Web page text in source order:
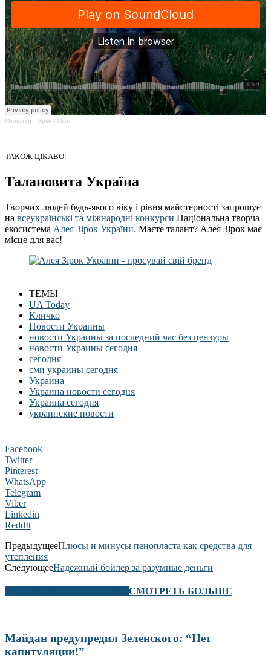
Miroichan · Мрію - Miroi
ТАКОЖ ЦІКАВО:
Талановита Україна
Творчих людей будь-якого віку і рівня майстерності запрошує
на всеукраїнські та міжнародні конкурси Національна творча
екосистема Алея Зірок України. Маєте талант? Алея Зірок має
місце для вас!
ТЕМЫ
UA Today
Кличко
Новости Украины
новости Украины за последний час без цензуры
новости Украины сегодня
сегодня
сми украины сегодня
Украина
Украина новости сегодня
Украина сегодня
украинские новости
Facebook
Twitter
Pinterest
WhatsApp
Telegram
Viber
Linkedin
ReddIt
ПредыдущееПлюсы и минусы пенопласта как средства для
утепления
СледующееНадежный бойлер за разумные деньги
СМОТРЕТЬ БОЛЬШЕ
Майдан предупредил Зеленского: “Нет
капитуляции!”